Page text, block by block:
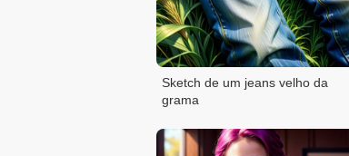
Sketch de um jeans velho da
grama